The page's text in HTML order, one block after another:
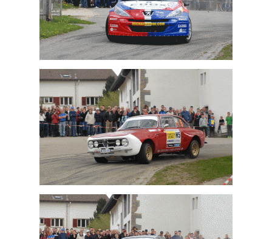
Michaël Burri
Rallye historique. Olivier Gillet